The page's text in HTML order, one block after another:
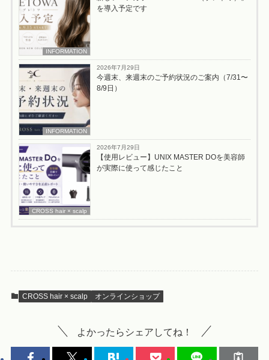
INFORMATION
を導入予定です
INFORMATION
2026年7月29日
今週末、来週末のご予約状況のご案内（7/31〜
8/9日）
CROSS hair × scalp
2026年7月29日
【使用レビュー】UNIX MASTER DOを美容師
が実際に使って感じたこと
CROSS hair × scalp オンラインショップ
よかったらシェアしてね！